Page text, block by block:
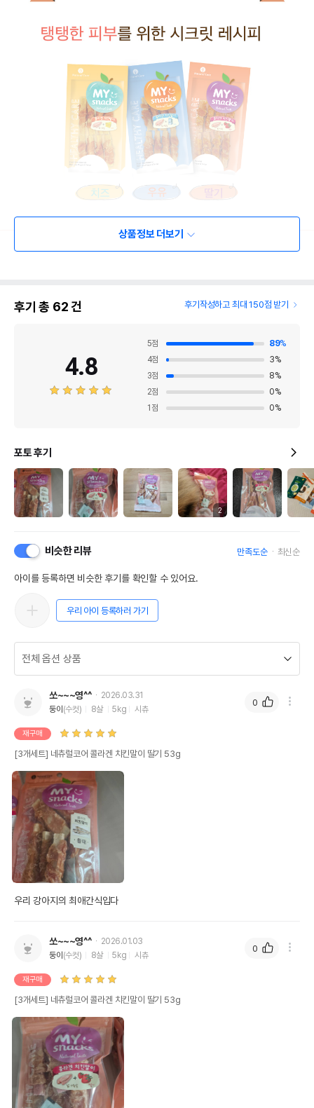
상품 필수 정보
품명 및 모델명
법에 의한 인증,허가 등을
받았음을 확인할수 있는
경우 그에 대한 사항
제조국 또는 원산지
제조자,수입품의 경우
수입자를 함께 표기
AS책임자와 전화번호
또는 소비자상담 관련
상품정보 더보기
후기 총 62건 후기작성하고 최대 150점 받기
4.8
5점 89%
4점 3%
3점 8%
2점 0%
1 점 0%
포토 후기
2
비슷한 리뷰 만족도순 최신순
아이를 등록하면 비슷한 후기를 확인할 수 있어요.
우리 아이 등록하러 가기
쏘~~~영^^
2026.03.31
둥이 (수컷) 8살 5kg 시츄
재구매
[3개세트] 네츄럴코어 콜라겐 치킨말이 딸기 53g
우리 강아지의 최애간식입다
0
쏘~~~영^^
2026.01.03
둥이 (수컷) 8살 5kg 시츄
재구매
[3개세트] 네츄럴코어 콜라겐 치킨말이 딸기 53g
0